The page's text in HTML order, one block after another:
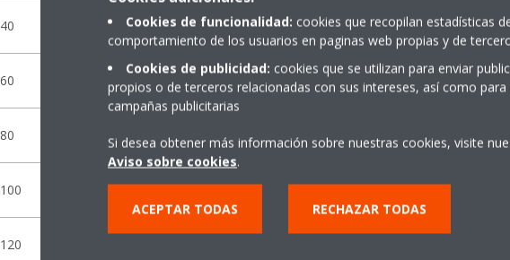
40 Muy baja
60 Moderadamente alta
80 Muy alta
100 Extremadamente alta
120
Cookies de funcionalidad: cookies que recopilan estadísticas
comportamiento de los usuarios en paginas web propias y de
Cookies de publicidad: cookies que se utilizan para enviar
propios o de terceros relacionadas con sus intereses, así como
campañas publicitarias
Si desea obtener más información sobre nuestras cookies, visite
Aviso sobre cookies.
ACEPTAR TODAS RECHAZAR TODAS